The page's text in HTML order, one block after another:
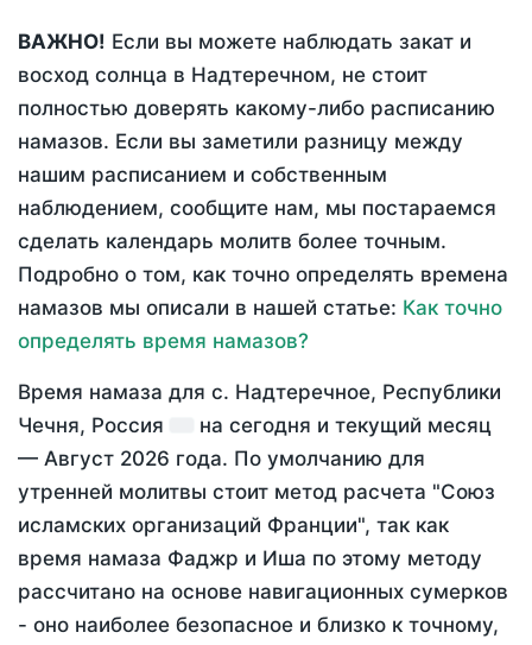
ВАЖНО! Если вы можете наблюдать закат и
восход солнца в Надтеречном, не стоит
полностью доверять какому-либо расписанию
намазов. Если вы заметили разницу между
нашим расписанием и собственным
наблюдением, сообщите нам, мы постараемся
сделать календарь молитв более точным.
Подробно о том, как точно определять времена
намазов мы описали в нашей статье: Как точно
определять время намазов?
Время намаза для с. Надтеречное, Республики
Чечня, Россия
на сегодня и текущий месяц
— Август 2026 года. По умолчанию для
утренней молитвы стоит метод расчета "Союз
исламских организаций Франции", так как
время намаза Фаджр и Иша по этому методу
рассчитано на основе навигационных сумерков
- оно наиболее безопасное и близко к точному,